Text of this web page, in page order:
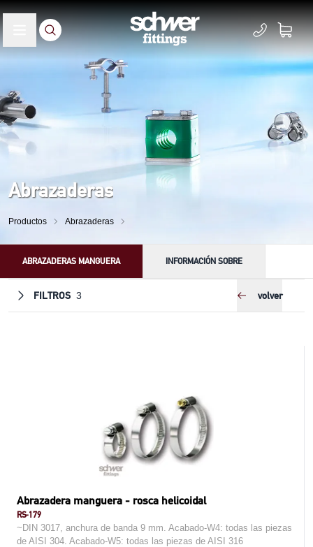
Abrazaderas
Productos Abrazaderas
ABRAZADERAS MANGUERA INFORMACIÓN SOBRE
FILTROS 3 volver
Abrazadera manguera - rosca helicoidal
RS-179
~DIN 3017, anchura de banda 9 mm. Acabado-W4: todas las piezas
de AISI 304. Acabado-W5: todas las piezas de AISI 316